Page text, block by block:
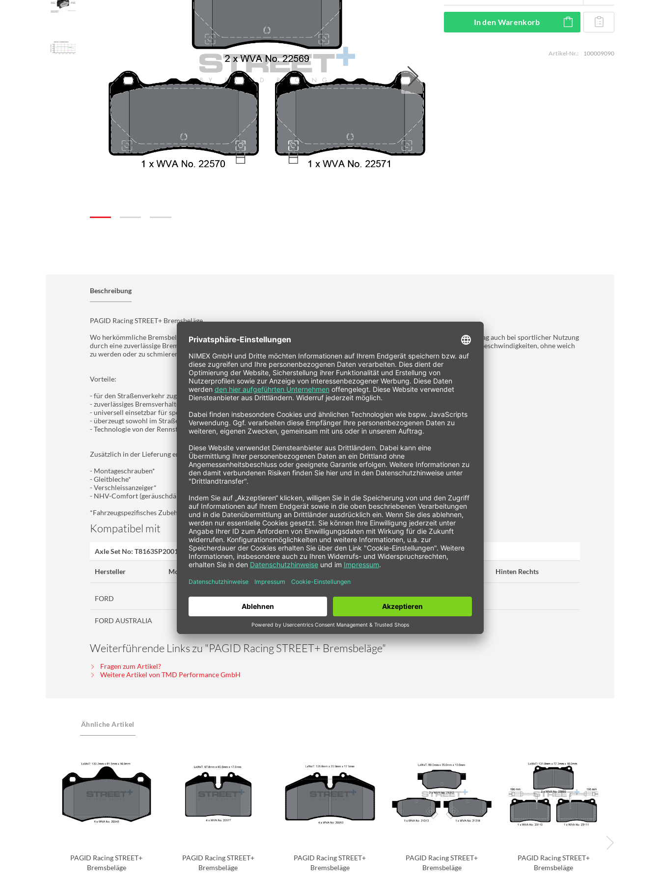
In den Warenkorb
Artikel-Nr.: 100009090
Beschreibung
PAGID Racing STREET+ Bremsbeläge
Wo herkömmliche Bremsbeläge mit Strassenzulassung an ihre Grenzen kommen, überzeugt der PAGID Racing STREET+ Bremsbelag auch bei sportlicher Nutzung
durch eine zuverlässige Bremsperformance. Die spezielle Belagmischung erlaubt ein vielfaches und härteres Bremsen aus hohen Geschwindigkeiten, ohne weich
zu werden oder zu schmieren.
Vorteile:
- für den Straßenverkehr zugelassen (ECE-R90 Zulassung)
- zuverlässiges Bremsverhalten auch bei höheren Betriebstemperaturen
- universell einsetzbar für sportliche Straßenfahrzeuge
- überzeugt sowohl im Straßenverkehr als auch beim Trackday Einsatz
- Technologie von der Rennstrecke auf die Straße übertragen
Zusätzlich in der Lieferung enthalten:
- Montageschrauben*
- Gleitbleche*
- Verschleissanzeiger*
- NHV-Comfort (geräuschdämpfender Shim zur reduzierung von Bremsgeräuschen)*
*Fahrzeugspezifisches Zubehör
Kompatibel mit
Axle Set No: T8163SP2001 WVA-Nr. 22569, FMSI NO. (USA) -, Referenz: PAGID Racing Shape Nr. -
Hersteller Modell Vorne Links Hinten Rechts
FORD 07/15
FORD AUSTRALIA
Weiterführende Links zu "PAGID Racing STREET+ Bremsbeläge"
Fragen zum Artikel?
Weitere Artikel von TMD Performance GmbH
Ähnliche Artikel
PAGID Racing STREET+
Bremsbeläge
PAGID Racing STREET+
Bremsbeläge
PAGID Racing STREET+
Bremsbeläge
PAGID Racing STREET+
Bremsbeläge
PAGID Racing STREET+
Bremsbeläge